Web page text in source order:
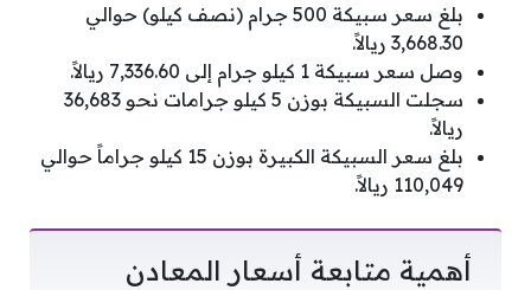
بلغ سعر سبيكة 500 جرام (نصف كيلو) حوالي
3,668.30 ريالاً.
وصل سعر سبيكة 1 كيلو جرام إلى 7,336.60 ريالاً.
سجلت السبيكة بوزن 5 كيلو جرامات نحو 36,683
ريالاً.
بلغ سعر السبيكة الكبيرة بوزن 15 كيلو جراماً حوالي
110,049 ريالاً.
أهمية متابعة أسعار المعادن